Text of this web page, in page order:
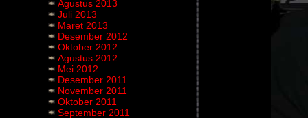
Agustus 2013
Juli 2013
Maret 2013
Desember 2012
Oktober 2012
Agustus 2012
Mei 2012
Desember 2011
November 2011
Oktober 2011
September 2011